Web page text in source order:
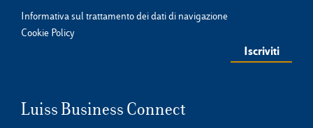
Informativa sul trattamento dei dati di navigazione
Cookie Policy
Luiss Business Connect